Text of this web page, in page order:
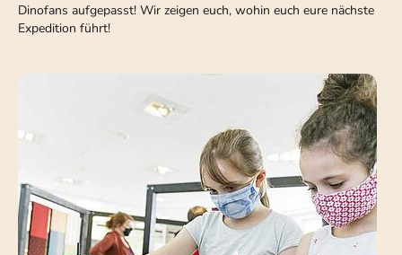
Dinofans aufgepasst! Wir zeigen euch, wohin euch eure nächste
Expedition führt!